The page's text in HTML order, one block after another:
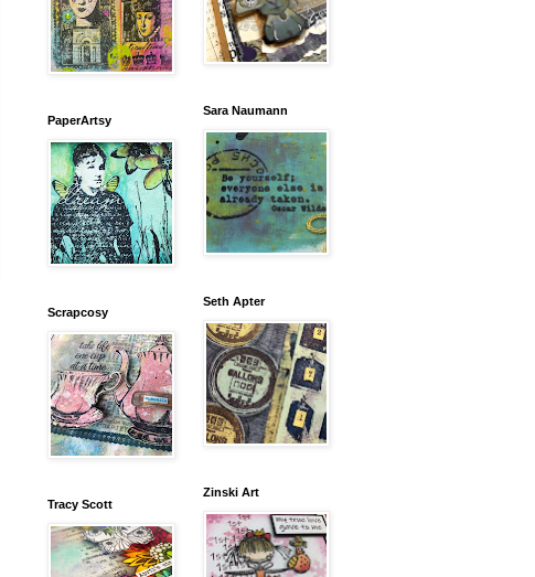
PaperArtsy
Scrapcosy
Tracy Scott
Sara Naumann
Seth Apter
Zinski Art